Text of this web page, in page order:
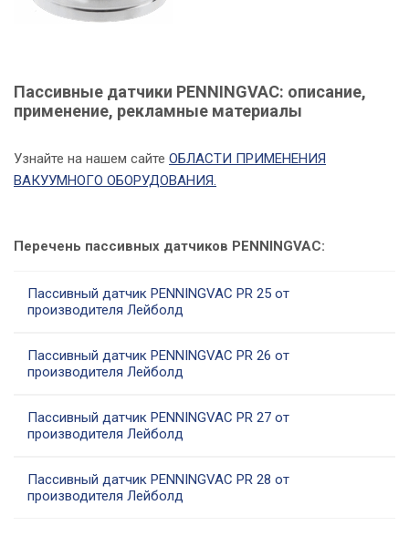
Пассивные датчики PENNINGVAC: описание,
применение, рекламные материалы
Узнайте на нашем сайте ОБЛАСТИ ПРИМЕНЕНИЯ
ВАКУУМНОГО ОБОРУДОВАНИЯ.
Перечень пассивных датчиков PENNINGVAC:
Пассивный датчик PENNINGVAC PR 25 от
производителя Лейболд
Пассивный датчик PENNINGVAC PR 26 от
производителя Лейболд
Пассивный датчик PENNINGVAC PR 27 от
производителя Лейболд
Пассивный датчик PENNINGVAC PR 28 от
производителя Лейболд